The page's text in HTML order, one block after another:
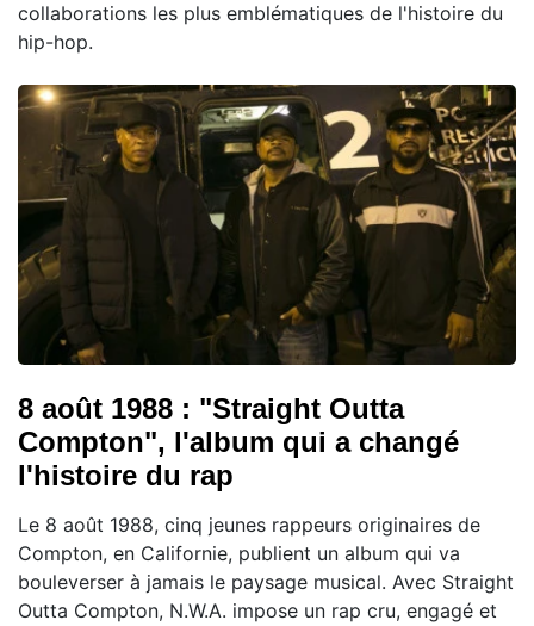
collaborations les plus emblématiques de l'histoire du
hip-hop.
8 août 1988 : "Straight Outta
Compton", l'album qui a changé
l'histoire du rap
Le 8 août 1988, cinq jeunes rappeurs originaires de
Compton, en Californie, publient un album qui va
bouleverser à jamais le paysage musical. Avec Straight
Outta Compton, N.W.A. impose un rap cru, engagé et